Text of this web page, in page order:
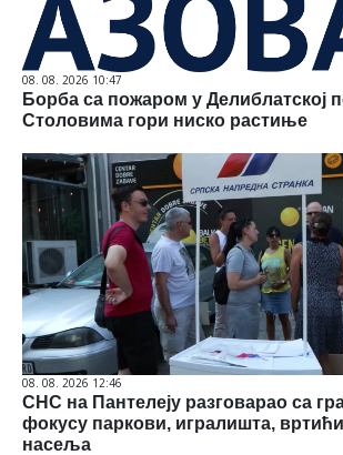
08. 08. 2026 10:47
Борба са пожаром у Делиблатској
Столовима гори ниско растиње
08. 08. 2026 12:46
СНС на Пантелеју разговарао са
фокусу паркови, игралишта,
насеља